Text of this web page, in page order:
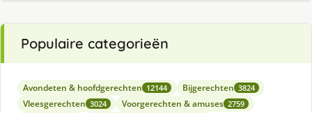
Populaire categorieën
Avondeten & hoofdgerechten 12144 Bijgerechten 3824
Vleesgerechten 3024 Voorgerechten & amuses 2759